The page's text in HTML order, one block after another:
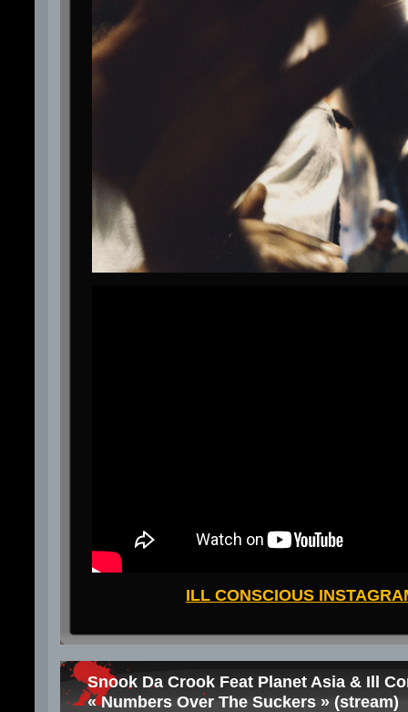
ILL CONSCIOUS
Snook Da Crook Feat Planet Asia & Ill
« Numbers Over The Suckers » (stream)